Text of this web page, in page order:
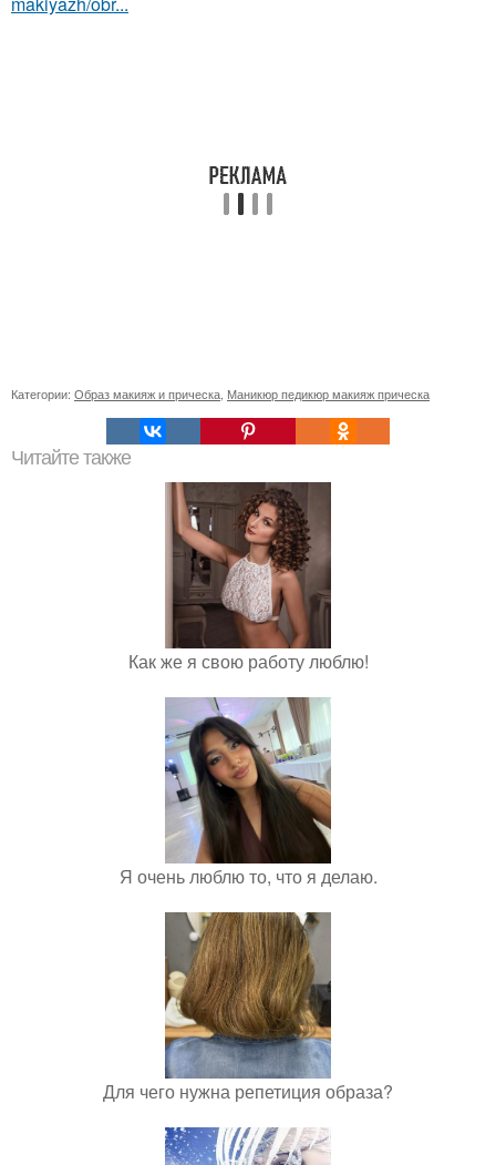
Категории: Образ макияж и прическа, Маникюр педикюр макияж прическа
Читайте также
Как же я свою работу люблю!
Я очень люблю то, что я делаю.
Для чего нужна репетиция образа?